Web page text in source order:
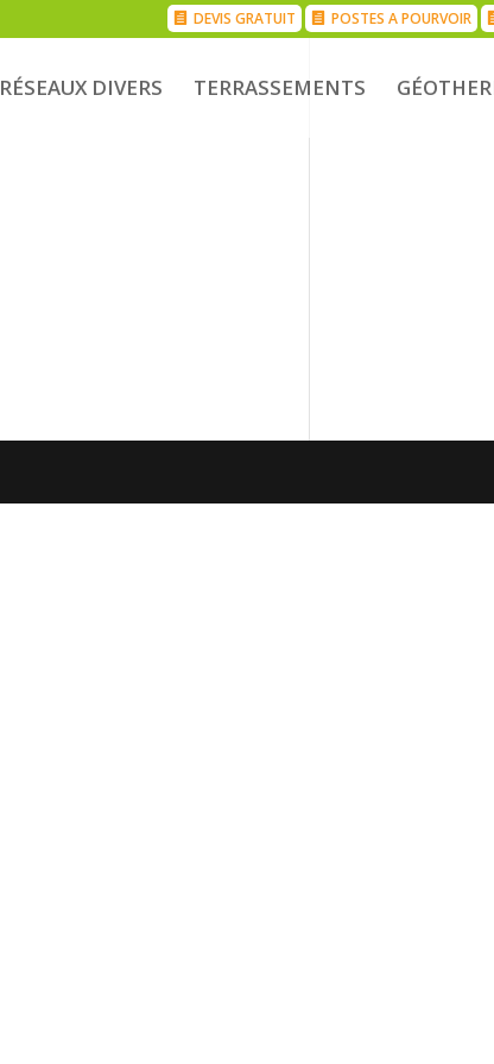
DEVIS GRATUIT POSTES A POURVOIR
RÉSEAUX DIVERS TERRASSEMENTS